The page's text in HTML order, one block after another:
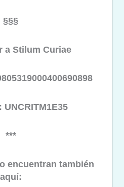
§§§
a Stilum Curiae
UNCRITM1E35
***
encuentran también
aquí: